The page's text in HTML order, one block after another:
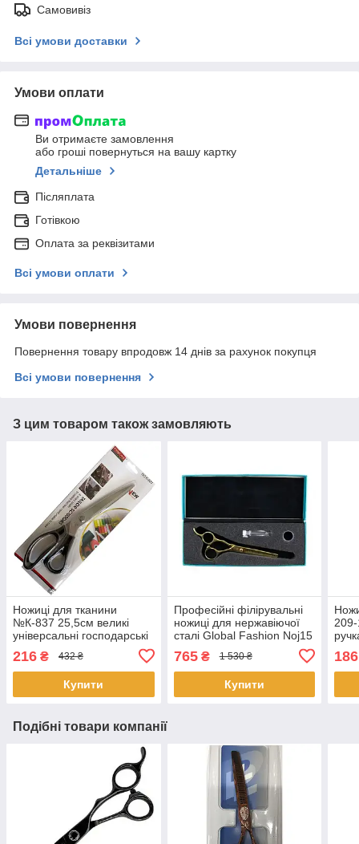
Самовивіз
Всі умови доставки
Умови оплати
Ви отримаєте замовлення
або гроші повернуться на вашу картку
Детальніше
Післяплата
Готівкою
Оплата за реквізитами
Всі умови оплати
Умови повернення
Повернення товару впродовж 14 днів за рахунок покупця
Всі умови повернення
З цим товаром також замовляють
Ножиці для тканини
№К-837 25,5см великі
універсальні господарські
216 ₴ 432 ₴
Купити
Професійні філірувальні
ножиці для нержавіючої
сталі Global Fashion Noj15
765₴ 1 530 ₴
Купити
209-
186
Подібні товари компанії